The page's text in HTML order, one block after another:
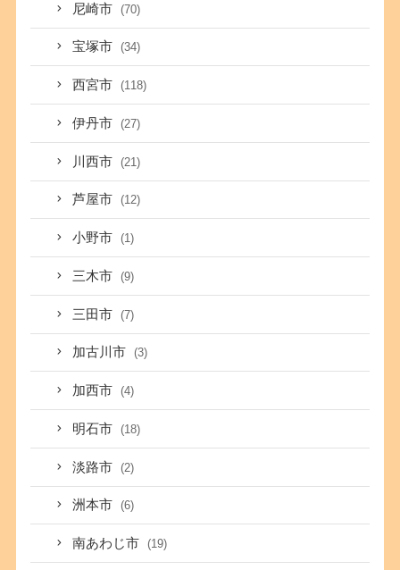
尼崎市 (70)
宝塚市 (34)
西宮市 (118)
伊丹市 (27)
川西市 (21)
芦屋市 (12)
小野市 (1)
三木市 (9)
三田市 (7)
加古川市 (3)
加西市 (4)
明石市 (18)
淡路市 (2)
洲本市 (6)
南あわじ市 (19)